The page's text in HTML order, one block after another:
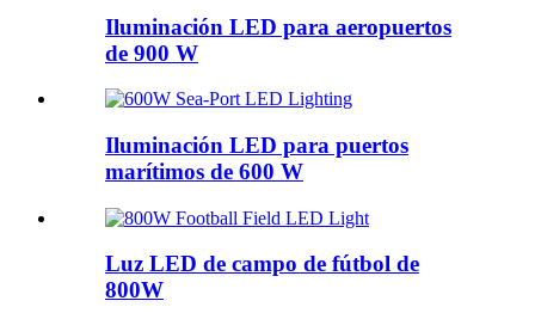
Iluminación LED para aeropuertos
de 900 W
Iluminación LED para puertos
marítimos de 600 W
Luz LED de campo de fútbol de
800W